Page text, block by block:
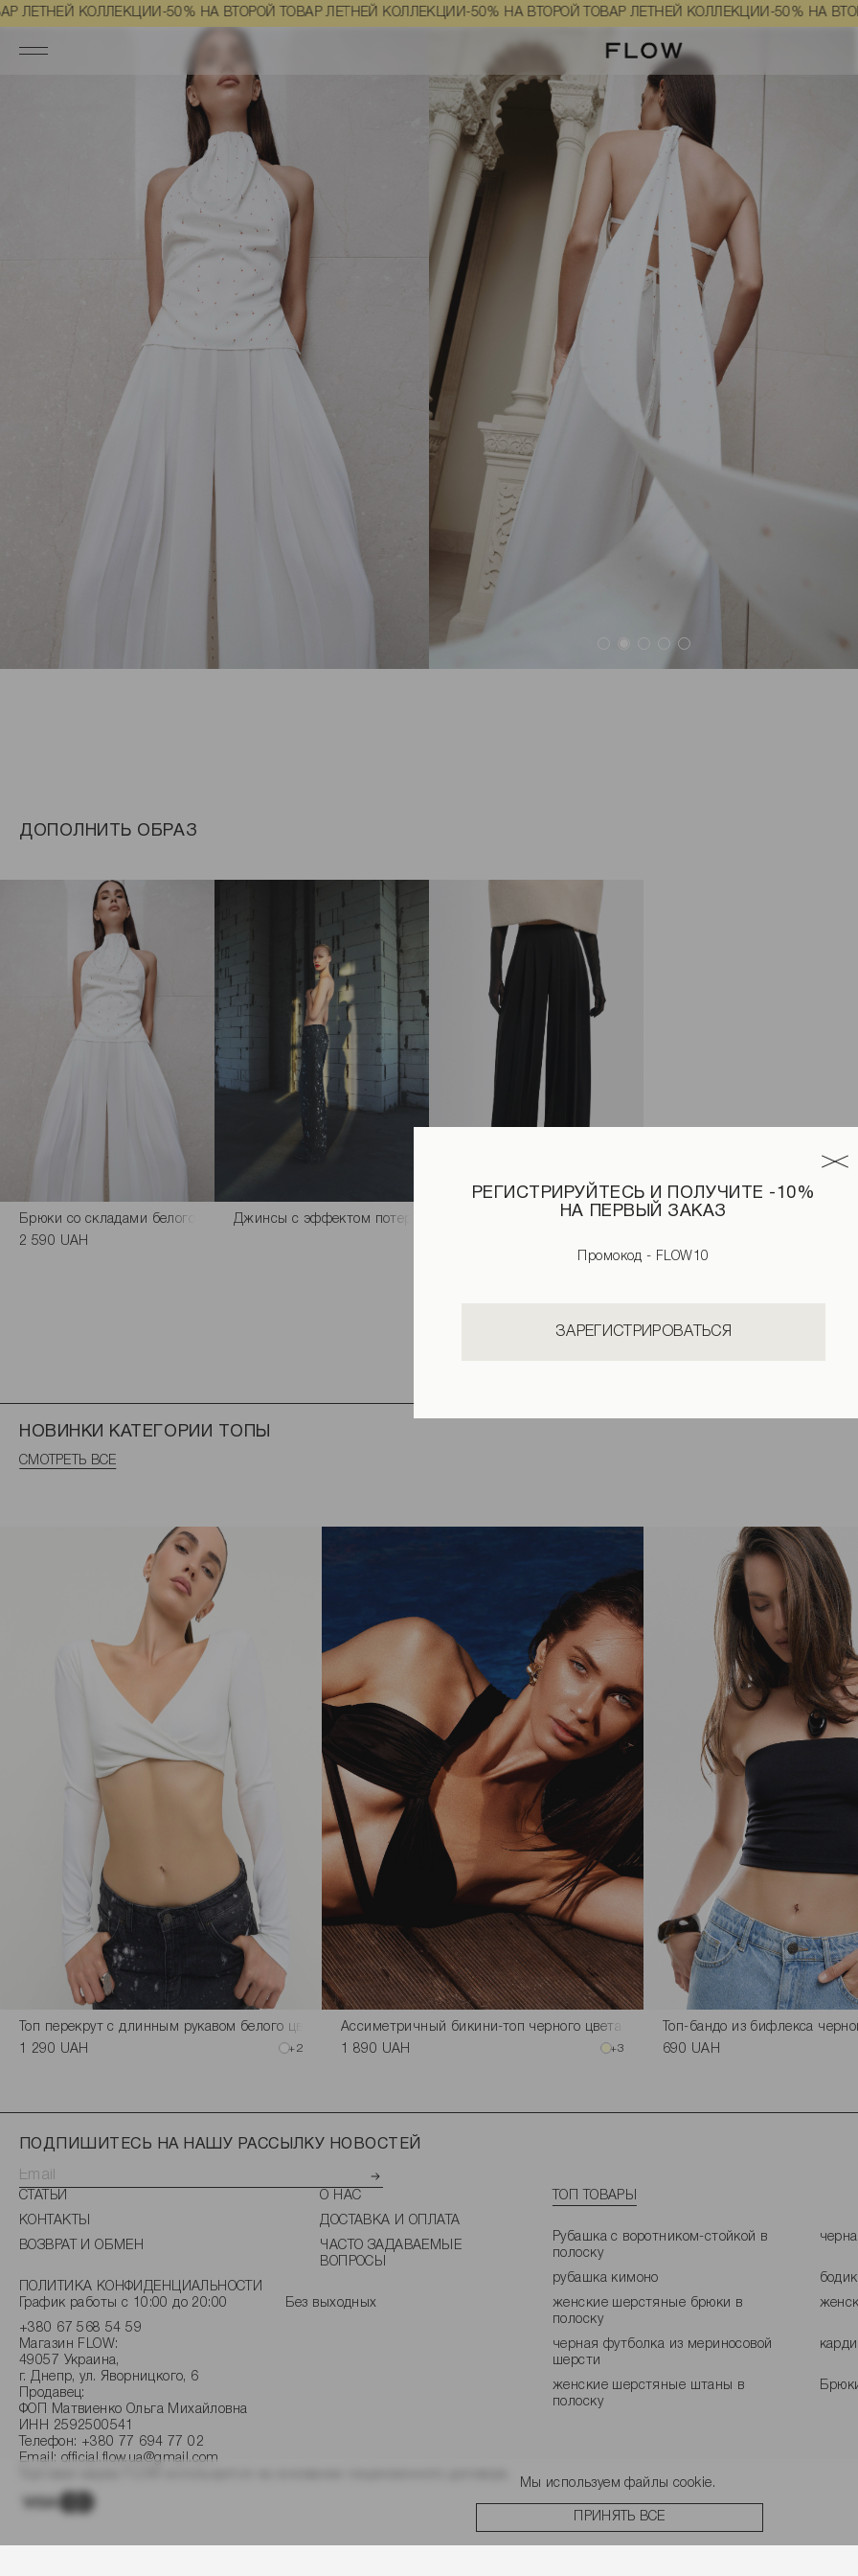
РЕГИСТРИРУЙТЕСЬ И ПОЛУЧИТЕ -10%
НА ПЕРВЫЙ ЗАКАЗ
Промокод - FLOW10
ЗАРЕГИСТРИРОВАТЬСЯ
КОЛЛЕКЦИИ -50% НА ВТОРОЙ ТОВАР ЛЕТНЕЙ КОЛЛЕКЦИИ -50% НА ВТОРОЙ ТОВАР ЛЕТНЕЙ КОЛЛЕКЦИИ -50% НА ВТОРОЙ
Главная Одежда Футболки, топы и майки Топы Топ сатин с принтом белого цвета размер M-L
ДОПОЛНИТЬ ОБРАЗ
Брюки со складами белого цвета
2 590 UAH
Джинсы с эффектом потертостей и рваным декором черные
Брюки со складами черного цвета
НОВИНКИ КАТЕГОРИИ ТОПЫ
СМОТРЕТЬ ВСЕ
Топ перекрут с длинным рукавом белого цвета
1 290 UAH
+2
Ассиметричный бикини-топ черного цвета
1 890 UAH
+3
Топ-бандо из бифлекса
690 UAH
ПОДПИШИТЕСЬ НА НАШУ РАССЫЛКУ НОВОСТЕЙ
СТАТЬИ
О НАС
КОНТАКТЫ
ДОСТАВКА И ОПЛАТА
ВОЗВРАТ И ОБМЕН
ЧАСТО ЗАДАВАЕМЫЕ
ВОПРОСЫ
ПОЛИТИКА КОНФИДЕНЦИАЛЬНОСТИ
График работы с 10:00 до 20:00
Без выходных
+380 67 568 54 59
Магазин FLOW:
49057 Украина,
г. Днепр, ул. Яворницкого, 6
Продавец:
ФОП Матвиенко Ольга Михайловна
ИНН 2592500541
Телефон: +380 77 694 77 02
Email: official.flow.ua@gmail.com
ТОП ТОВАРЫ
Рубашка с воротником-стойкой в
полоску
рубашка кимоно
женские шерстяные брюки в
полоску
черная футболка из мериносовой
шерсти
женские шерстяные штаны в
полоску
Мы используем файлы cookie.
ПРИНЯТЬ ВСЕ